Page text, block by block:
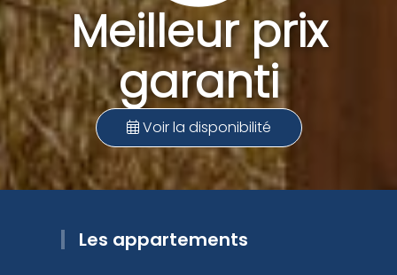
Meilleur prix
garanti
Voir la disponibilité
Les appartements